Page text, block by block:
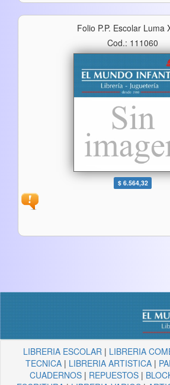
Folio P.p. Escolar Luma
Cod.: 111060
$ 6.564,32
LIBRERIA ESCOLAR | LIBRERIA
TECNICA | LIBRERIA ARTISTICA |
CUADERNOS| REPUESTOS|